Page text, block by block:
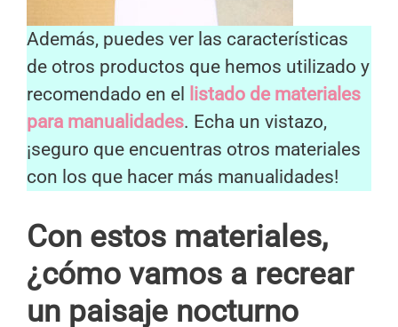
Además, puedes ver las características
de otros productos que hemos utilizado y
recomendado en el
listado de materiales
para manualidades. Echa un vistazo,
¡seguro que encuentras otros materiales
con los que hacer más manualidades!
Con estos materiales,
¿cómo vamos a recrear
un paisaje nocturno